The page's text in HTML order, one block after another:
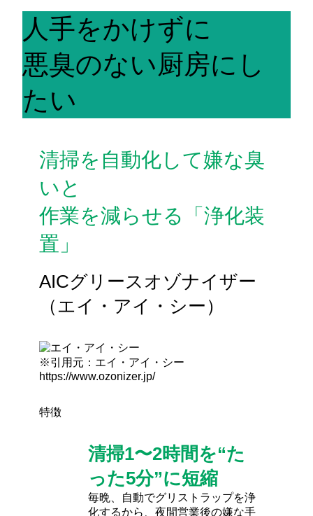
人手をかけずに
悪臭のない厨房にし
たい
清掃を自動化して嫌な臭
いと
作業を減らせる「浄化装
置」
AICグリースオゾナイザー
（エイ・アイ・シー）
※引用元：エイ・アイ・シー
https://www.ozonizer.jp/
特徴
清掃1〜2時間を“た
った5分”に短縮
毎晩、自動でグリストラップを浄
化するから、夜間営業後の嫌な手